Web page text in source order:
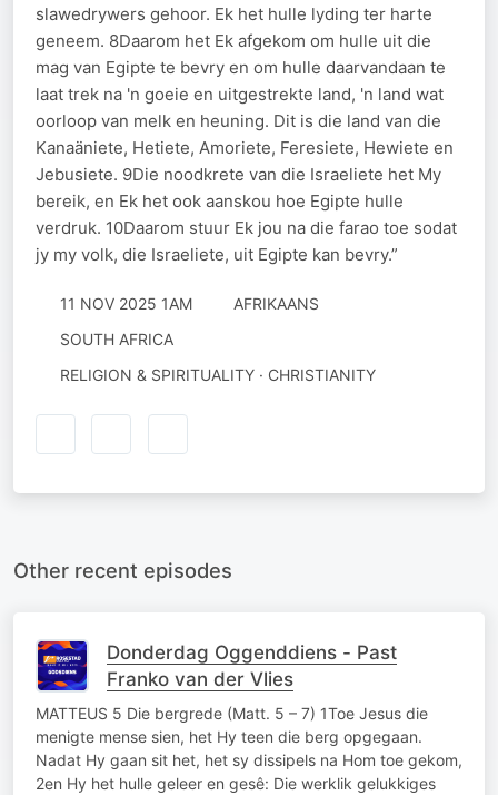
slawedrywers gehoor. Ek het hulle lyding ter harte
geneem. 8Daarom het Ek afgekom om hulle uit die
mag van Egipte te bevry en om hulle daarvandaan te
laat trek na 'n goeie en uitgestrekte land, 'n land wat
oorloop van melk en heuning. Dit is die land van die
Kanaäniete, Hetiete, Amoriete, Feresiete, Hewiete en
Jebusiete. 9Die noodkrete van die Israeliete het My
bereik, en Ek het ook aanskou hoe Egipte hulle
verdruk. 10Daarom stuur Ek jou na die farao toe sodat
jy my volk, die Israeliete, uit Egipte kan bevry.”
11 NOV 2025 1AM
AFRIKAANS
SOUTH AFRICA
RELIGION & SPIRITUALITY · CHRISTIANITY
Other recent episodes
Donderdag Oggenddiens - Past
Franko van der Vlies
MATTEUS 5 Die bergrede (Matt. 5 – 7) 1Toe Jesus die
menigte mense sien, het Hy teen die berg opgegaan.
Nadat Hy gaan sit het, het sy dissipels na Hom toe gekom,
2en Hy het hulle geleer en gesê: Die werklik gelukkiges